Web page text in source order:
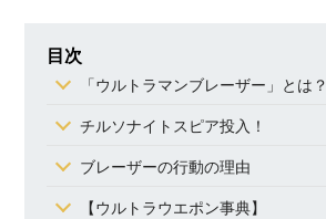
目次
「ウルトラマンブレーザー」とは？
チルソナイトスピア投入！
ブレーザーの行動の理由
【ウルトラウエポン事典】